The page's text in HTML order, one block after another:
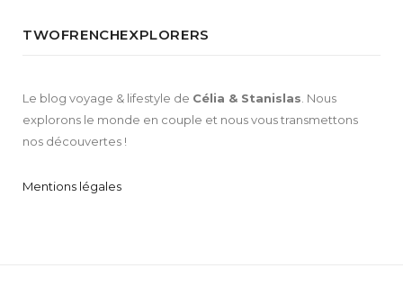
TWOFRENCHEXPLORERS
Le blog voyage & lifestyle de Célia & Stanislas . Nous
explorons le monde en couple et nous vous transmettons
nos découvertes !
Mentions légales